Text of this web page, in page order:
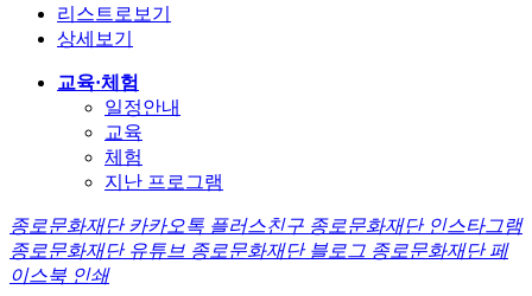
리스트로보기
상세보기
교육·체험
일정안내
교육
체험
지난 프로그램
종로문화재단 카카오톡 플러스친구 종로문화재단 인스타그램
종로문화재단 유튜브 종로문화재단 블로그 종로문화재단 페
이스북 인쇄